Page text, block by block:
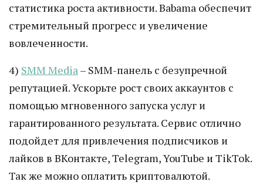
статистика роста активности. Babama обеспечит
стремительный прогресс и увеличение
вовлеченности.
4) SMM Media– SMM-панель с безупречной
репутацией. Ускорьте рост своих аккаунтов с
помощью мгновенного запуска услуг и
гарантированного результата. Сервис отлично
подойдет для привлечения подписчиков и
лайков в ВКонтакте, Telegram, YouTube и TikTok.
Так же можно оплатить криптовалютой.